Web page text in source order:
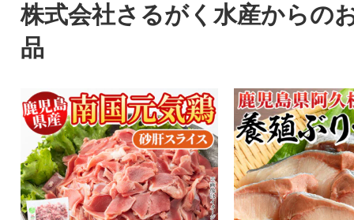
株式会社さるがく水産からの
品